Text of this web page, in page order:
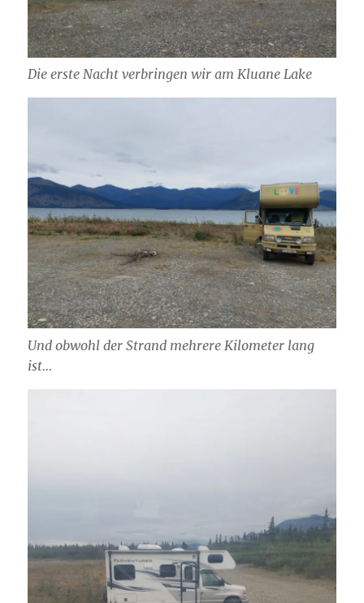
Die erste Nacht verbringen wir am Kluane Lake
Und obwohl der Strand mehrere Kilometer lang
ist…